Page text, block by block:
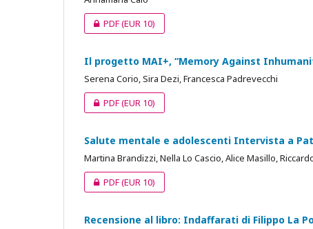
PDF(EUR 10)
Il progetto MAI+, “Memory Against
Serena Corio, Sira Dezi, Francesca Padrevecchi
PDF(EUR 10)
Salute mentale e adolescenti Intervista a
Martina Brandizzi, Nella Lo Cascio, Alice Masillo,
PDF(EUR 10)
Recensione al libro: Indaffarati di Filippo La